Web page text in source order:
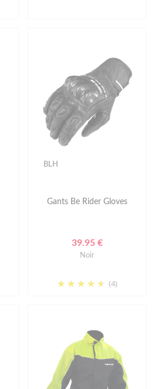
BLH
Gants Be Rider Gloves
39.95 €
Noir
(4)